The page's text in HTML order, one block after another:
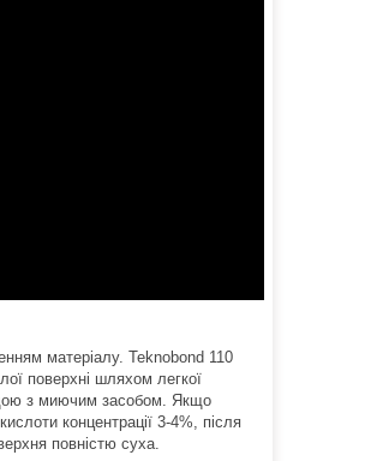
матеріалу. Teknobond 110
поверхні шляхом легкої
з миючим засобом. Якщо
концентрації 3-4%, після
повністю суха.